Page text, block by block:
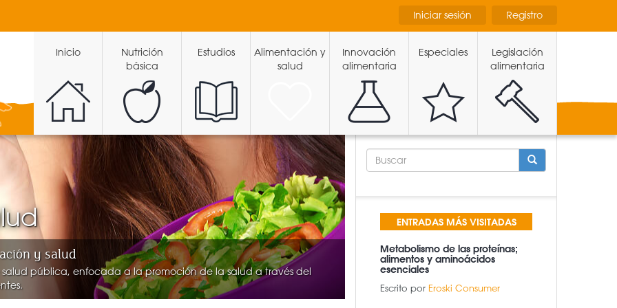
Iniciar sesión Registro
Inicio
Nutrición
básica
Estudios
Alimentación y
salud
Innovación
alimentaria
Especiales
Legislación
alimentaria
y salud
pública, enfocada a la promoción de la salud a través del
FORMULARIO
DE
ENTRADAS MÁS VISITADAS
Metabolismo de las proteínas;
alimentos y aminoácidos
esenciales
Escrito por Eroski Consumer